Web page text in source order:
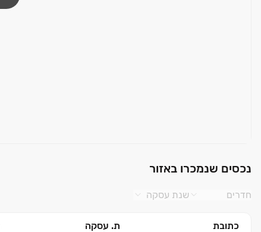
ברז נשלף
הכנה למדיח כלים*
נכסים שנמכרו באזור
חדרים שנת עסקה
כתובת ת. עסקה